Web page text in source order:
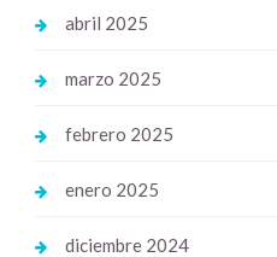
abril 2025
marzo 2025
febrero 2025
enero 2025
diciembre 2024